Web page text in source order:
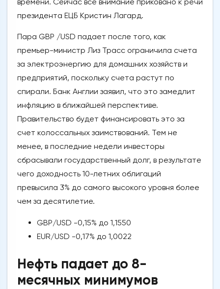
президента ЕЦБ Кристин Лагард.
Пара GBP /USD падает после того, как
премьер-министр Лиз Трасс ограничила счета
за электроэнергию для домашних хозяйств и
предприятий, поскольку счета растут по
спирали. Банк Англии заявил, что это замедлит
инфляцию в ближайшей перспективе.
Правительство будет финансировать это за
счет колоссальных заимствований. Тем не
менее, в последние недели инвесторы
сбрасывали государственный долг, в результате
чего доходность 10-летних облигаций
превысила 3% до самого высокого уровня более
чем за десятилетие.
GBP/USD -0,15% до 1,1550
EUR/USD -0,17% до 1,0022
Нефть падает до 8-
месячных минимумов